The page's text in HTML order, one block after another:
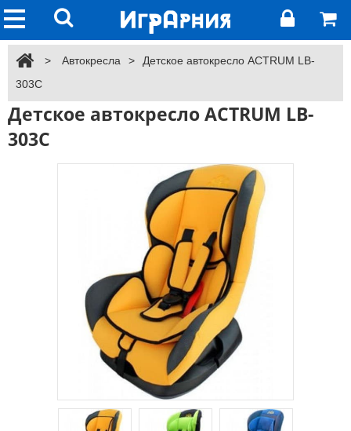
> Автокресла >
Детское автокресло ACTRUM LB-
303C
Детское автокресло ACTRUM LB-
303C